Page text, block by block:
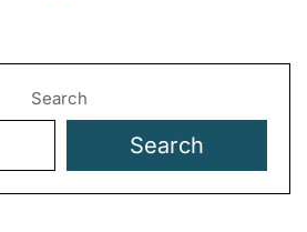
Search
Search